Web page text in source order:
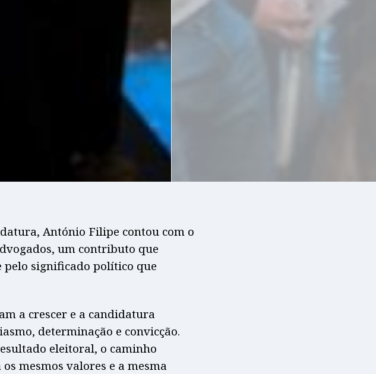
António Filipe contou com o
um contributo que
pelo significado político que
a crescer e a candidatura
determinação e convicção.
eleitoral, o caminho
mesmos valores e a mesma